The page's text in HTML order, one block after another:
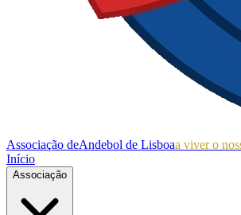
Associação deAndebol de Lisboaa viver o
Início
Associação